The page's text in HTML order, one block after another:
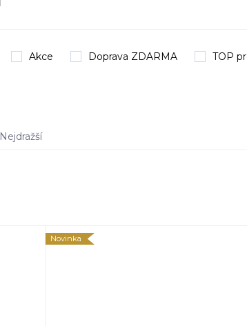
Akce Doprava ZDARMA TOP
Nejdražší
Novinka